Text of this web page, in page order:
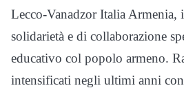
Lecco-Vanadzor Italia Armenia,
solidarietà e di collaborazione
educativo col popolo armeno.
intensificati negli ultimi anni